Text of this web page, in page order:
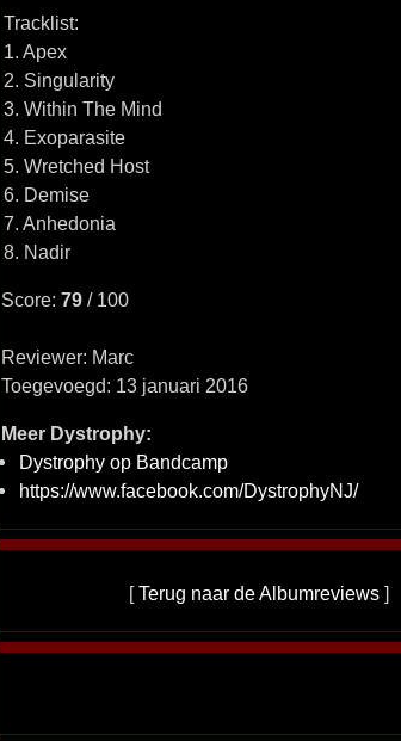
Tracklist:
1. Apex
2. Singularity
3. Within The Mind
4. Exoparasite
5. Wretched Host
6. Demise
7. Anhedonia
8. Nadir
Score: 79/ 100
Reviewer: Marc
Toegevoegd: 13 januari 2016
Meer Dystrophy:
Dystrophy op Bandcamp
https://www.facebook.com/DystrophyNJ/
[Terug naar de Albumreviews ]